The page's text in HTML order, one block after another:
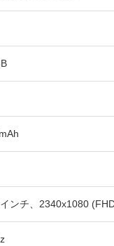
ンチ、2340x1080